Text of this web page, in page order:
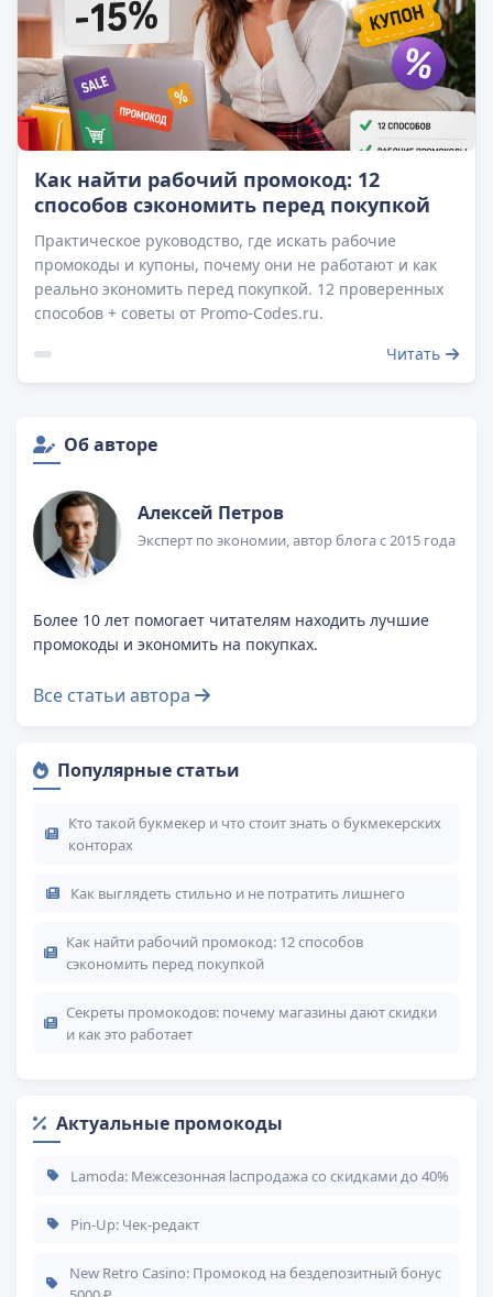
Как найти рабочий промокод: 12
способов сэкономить перед покупкой
Практическое руководство, где искать рабочие
промокоды и купоны, почему они не работают и как
реально экономить перед покупкой. 12 проверенных
способов + советы от Promo-Codes.ru.
Читать
Об авторе
Алексей Петров
Эксперт по экономии, автор блога с 2015 года
Более 10 лет помогает читателям находить лучшие
промокоды и экономить на покупках.
Все статьи автора
Популярные статьи
Кто такой букмекер и что стоит знать о букмекерских
конторах
Как выглядеть стильно и не потратить лишнего
Как найти рабочий промокод: 12 способов
сэкономить перед покупкой
Секреты промокодов: почему магазины дают скидки
и как это работает
Актуальные промокоды
Lamoda: Межсезонная laспродажа со скидками до 40%
Pin-Up: Чек-редакт
New Retro Casino: Промокод на бездепозитный бонус